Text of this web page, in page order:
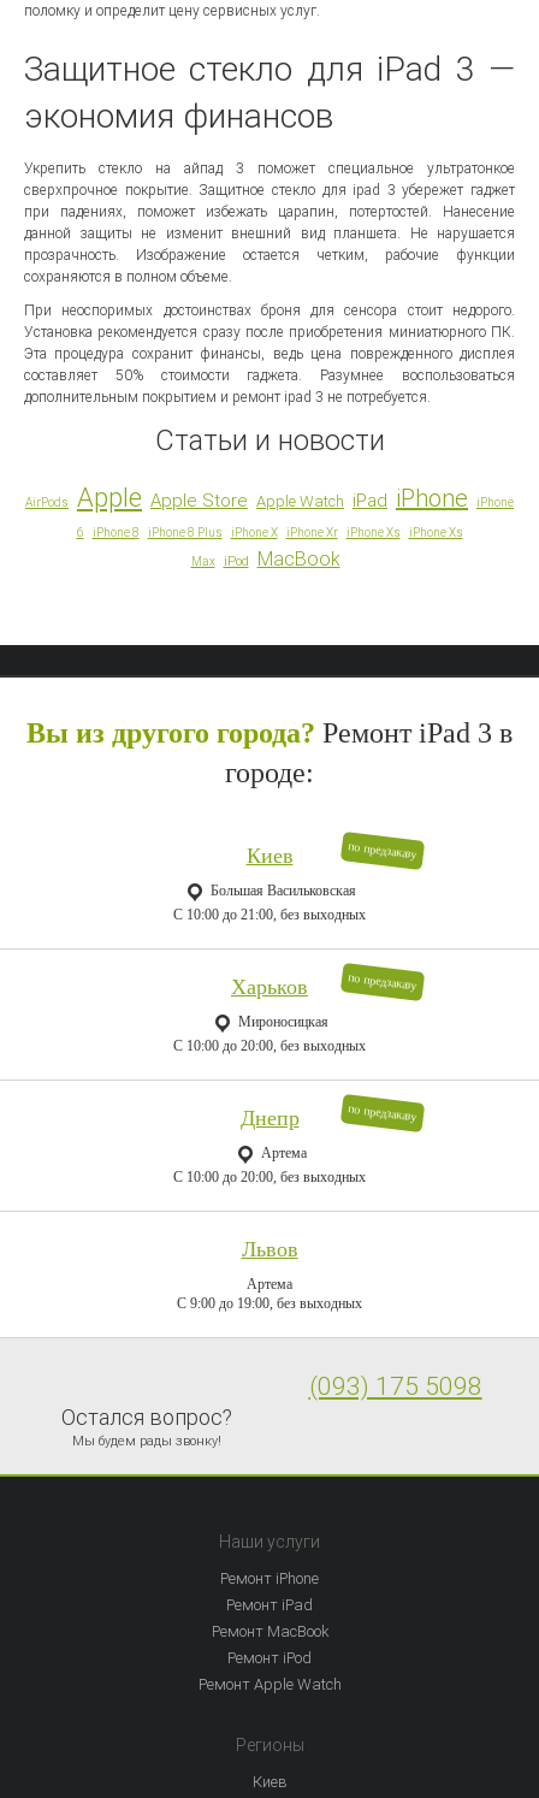
поломку и определит цену сервисных услуг.
Защитное стекло для iPad 3 —
экономия финансов
Укрепить стекло на айпад 3 поможет специальное ультратонкое
сверхпрочное покрытие. Защитное стекло для ipad 3 убережет гаджет
при падениях, поможет избежать царапин, потертостей. Нанесение
данной защиты не изменит внешний вид планшета. Не нарушается
прозрачность. Изображение остается четким, рабочие функции
сохраняются в полном объеме.
При неоспоримых достоинствах броня для сенсора стоит недорого.
Установка рекомендуется сразу после приобретения миниатюрного ПК.
Эта процедура сохранит финансы, ведь цена поврежденного дисплея
составляет 50% стоимости гаджета. Разумнее воспользоваться
дополнительным покрытием и ремонт ipad 3 не потребуется.
Статьи и новости
AirPods Apple Apple Store Apple Watch iPad iPhone
iPhone
6
iPhone 8 iPhone 8 Plus iPhone X iPhone Xr iPhone Xs
iPhone Xs
Max
iPod MacBook
Вы из другого города? Ремонт iPad 3 в
городе:
по предзаказу
Киев
Большая Васильковская
C 10:00 до 21:00, без выходных
по предзаказу
Харьков
Мироносицкая
C 10:00 до 20:00, без выходных
по предзаказу
Днепр
Артема
C 10:00 до 20:00, без выходных
Львов
Артема
C 9:00 до 19:00, без выходных
Остался вопрос?
Мы будем рады звонку!
(093) 175 5098
Наши услуги
Ремонт iPhone
Ремонт iPad
Ремонт MacBook
Ремонт iPod
Ремонт Apple Watch
Регионы
Киев